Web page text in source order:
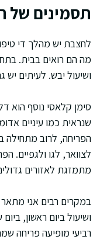
תסמינים של
לחצבת יש מהלך די
מה הם רואים בבית.
ושיעול יבש. לעיתים יש
סימן קלאסי נוסף הוא
שנראית כמו עיניים
הפריחה, לרוב מתחילה
לצוואר, לגו ולגפיים.
מתמזגת לאזורים
במקרים רבים אני
ושיעול ביום ראשון,
רביעי מופיעה